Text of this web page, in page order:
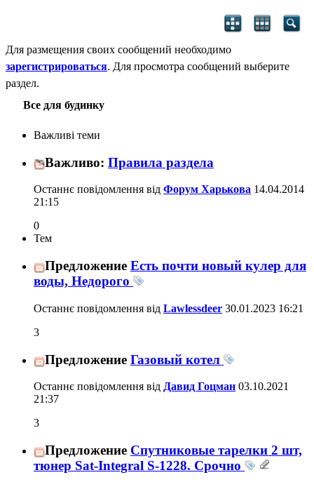
Для размещения своих сообщений необходимо
зарегистрироваться. Для просмотра сообщений выберите
раздел.
Все для будинку
Важливі теми
Важливо: Правила раздела
Останнє повідомлення від Форум Харькова 14.04.2014
21:15
0
Тем
Предложение Есть почти новый кулер для
воды, Недорого
Останнє повідомлення від Lawlessdeer 30.01.2023 16:21
3
Предложение Газовый котел
Останнє повідомлення від Давид Гоцман 03.10.2021
21:37
3
Предложение Спутниковые тарелки 2 шт,
тюнер Sat-Integral S-1228. Срочно